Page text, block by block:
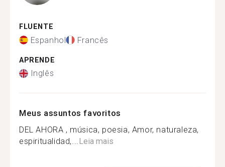
FLUENTE
Espanhol Francês
APRENDE
Inglês
Meus assuntos favoritos
DEL AHORA , música, poesia, Amor, naturaleza,
espiritualidad,...Leia mais